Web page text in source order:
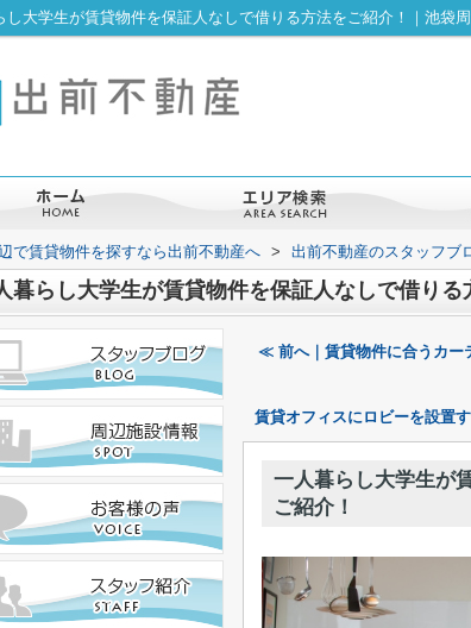
し大学生が賃貸物件を保証人なしで借りる方法をご紹介！｜池袋
で賃貸物件を探すなら出前不動産へ > 出前不動産のスタッフブ
暮らし大学生が賃貸物件を保証人なしで借りる
≪ 前へ｜賃貸物件に合うカー
賃貸オフィスにロビーを設置
一人暮らし大学生が
ご紹介！